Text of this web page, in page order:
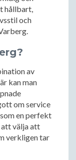
hållbart,
och
av
kan man
om service
en perfekt
att välja att
verkligen tar